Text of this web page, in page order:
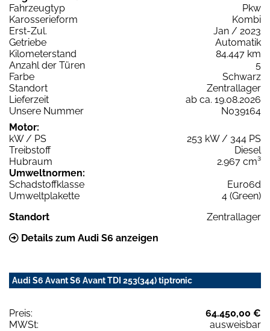
Fahrzeugtyp
Pkw
Karosserieform
Kombi
Erst-Zul.
Jan / 2023
Getriebe
Automatik
Kilometerstand
84.447 km
Anzahl der Türen
5
Farbe
Schwarz
Standort
Zentrallager
Lieferzeit
ab ca. 19.08.2026
Unsere Nummer
N039164
Motor:
kW / PS
253 kW / 344 PS
Treibstoff
Diesel
Hubraum
2.967 cm³
Umweltnormen:
Schadstoffklasse
Euro6d
Umweltplakette
4 (Green)
Standort
Zentrallager
Details zum Audi S6 anzeigen
Audi S6 Avant S6 Avant TDI 253(344) tiptronic
Preis:
64.450,00 €
MWSt:
ausweisbar